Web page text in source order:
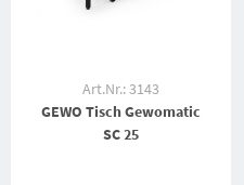
Art.Nr.: 3143
GEWO Tisch Gewomatic
SC 25